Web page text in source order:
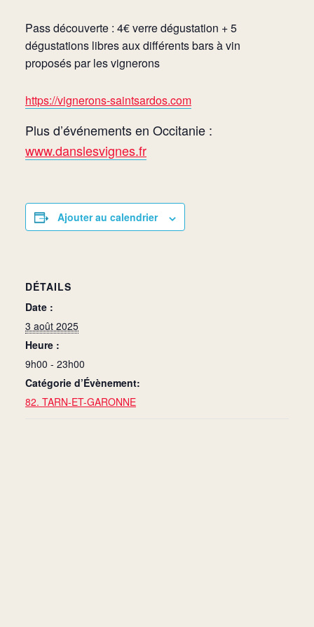
Pass découverte : 4€ verre dégustation + 5
dégustations libres aux différents bars à vin
proposés par les vignerons
https://vignerons-saintsardos.com
Plus d’événements en Occitanie :
www.danslesvignes.fr
Ajouter au calendrier
DÉTAILS
Date :
3 août 2025
Heure :
9h00 - 23h00
Catégorie d’Évènement:
82. TARN-ET-GARONNE